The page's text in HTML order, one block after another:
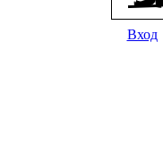
Вход